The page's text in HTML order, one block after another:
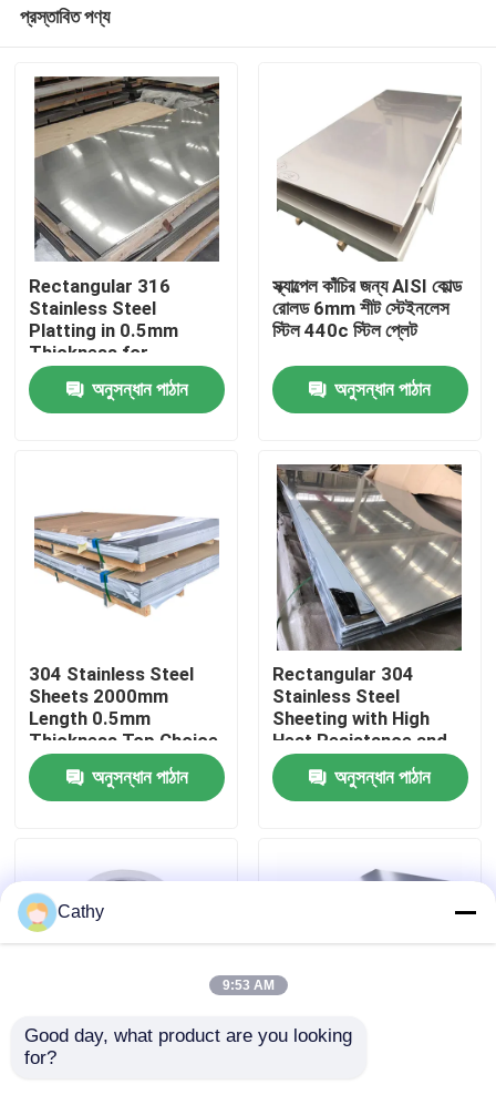
পণ্য
আমাদের সম্বন্ধে
কারখানা পরিদর্শন
গুণমান নিয়ন্ত্রণ
আমাদের সাথে যোগাযোগ
মামলা
প্রস্তাবিত পণ্য
Rectangular 316
Stainless Steel
Platting in 0.5mm
Thickness for
Customer
Requirements
অনুসন্ধান পাঠান
স্ক্যাল্পেল কাঁচির জন্য AISI কোল্ড
রোলড 6mm শীট স্টেইনলেস
স্টিল 440c স্টিল প্লেট
অনুসন্ধান পাঠান
304 Stainless Steel
Sheets 2000mm
Length 0.5mm
Thickness Top Choice
for Industrial
Applicationsঅনুসন্ধান পাঠান
Rectangular 304
Stainless Steel
Sheeting with High
Heat Resistance and
Durability
অনুসন্ধান পাঠান
ডিডিপি 316 স্টেইনলেস স্টীল
Cathy
9:53 AM
Good day, what product are you looking
for?